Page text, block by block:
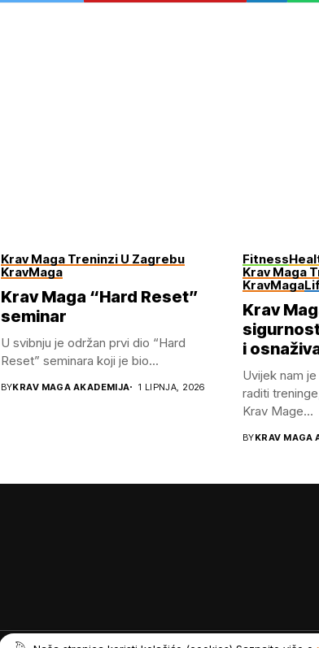
Krav Maga Treninzi U Zagrebu
KravMaga
Krav Maga “Hard Reset”
seminar
U svibnju je održan prvi dio “Hard
Reset” seminara koji je bio...
BYKRAV MAGA AKADEMIJA 1 LIPNJA, 2026
Fitness
Krav Maga
KravMaga
Krav
i
Uvijek nam
raditi
Krav Mage...
BYKRAV MAGA